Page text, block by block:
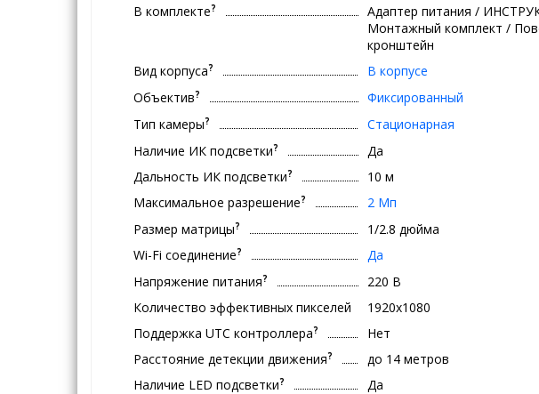
В комплекте?
Адаптер питания /
Монтажный комплект /
кронштейн
Вид корпуса?
В корпусе
Объектив?
Фиксированный
Тип камеры?
Стационарная
Наличие ИК подсветки?
Да
Дальность ИК подсветки?
10 м
Максимальное разрешение?
2 Мп
Размер матрицы?
1/2.8 дюйма
Wi-Fi соединение?
Да
Напряжение питания?
220 В
Количество эффективных пикселей
1920x1080
Поддержка UTC контроллера?
Нет
Расстояние детекции движения?
до 14 метров
Наличие LED подсветки?
Да